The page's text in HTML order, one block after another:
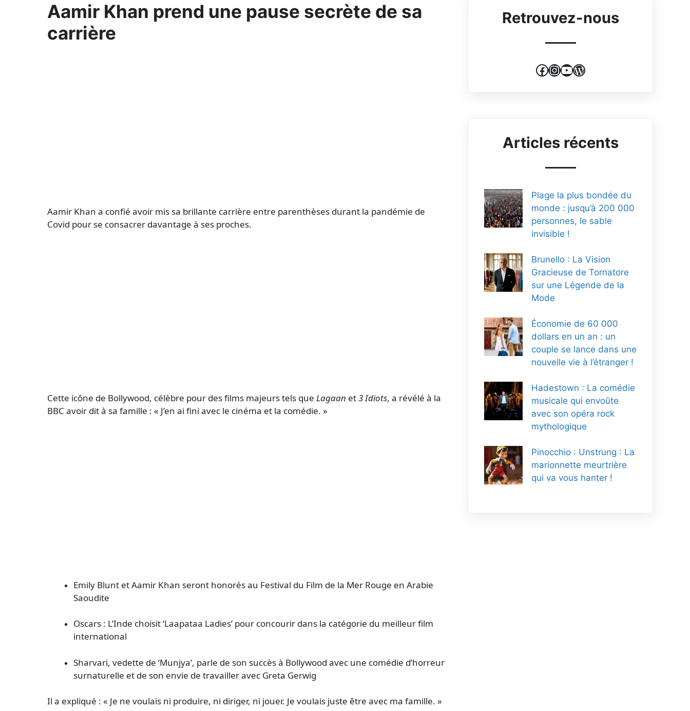
Aamir Khan prend une pause secrète de sa
carrière
Aamir Khan a confié avoir mis sa brillante carrière entre parenthèses durant la pandémie de
Covid pour se consacrer davantage à ses proches.
Cette icône de Bollywood, célèbre pour des films majeurs tels que Lagaan et3 Idiots, a révélé à la
BBC avoir dit à sa famille : « J’en ai fini avec le cinéma et la comédie. »
Emily Blunt et Aamir Khan seront honorés au Festival du Film de la Mer Rouge en Arabie
Saoudite
Oscars : L’Inde choisit ‘Laapataa Ladies’ pour concourir dans la catégorie du meilleur film
international
Sharvari, vedette de ‘Munjya’, parle de son succès à Bollywood avec une comédie d’horreur
surnaturelle et de son envie de travailler avec Greta Gerwig
Il a expliqué : « Je ne voulais ni produire, ni diriger, ni jouer. Je voulais juste être avec ma famille. »
Retrouvez-nous
Facebook
Instagram
YouTube
WordPress
Articles récents
Plage la plus bondée du
monde : jusqu’à 200 000
personnes, le sable
invisible !
Brunello : La Vision
Gracieuse de Tornatore
sur une Légende de la
Mode
Économie de 60 000
dollars en un an : un
couple se lance dans une
nouvelle vie à l’étranger !
Hadestown : La comédie
musicale qui envoûte
avec son opéra rock
mythologique
Pinocchio : Unstrung : La
marionnette meurtrière
qui va vous hanter !